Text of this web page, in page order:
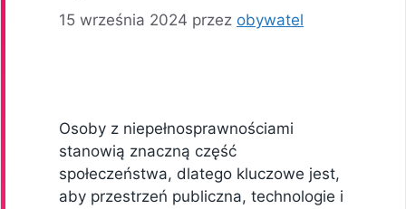
15 września 2024 przez obywatel
Osoby z niepełnosprawnościami
stanowią znaczną część
społeczeństwa, dlatego kluczowe jest,
aby przestrzeń publiczna, technologie i